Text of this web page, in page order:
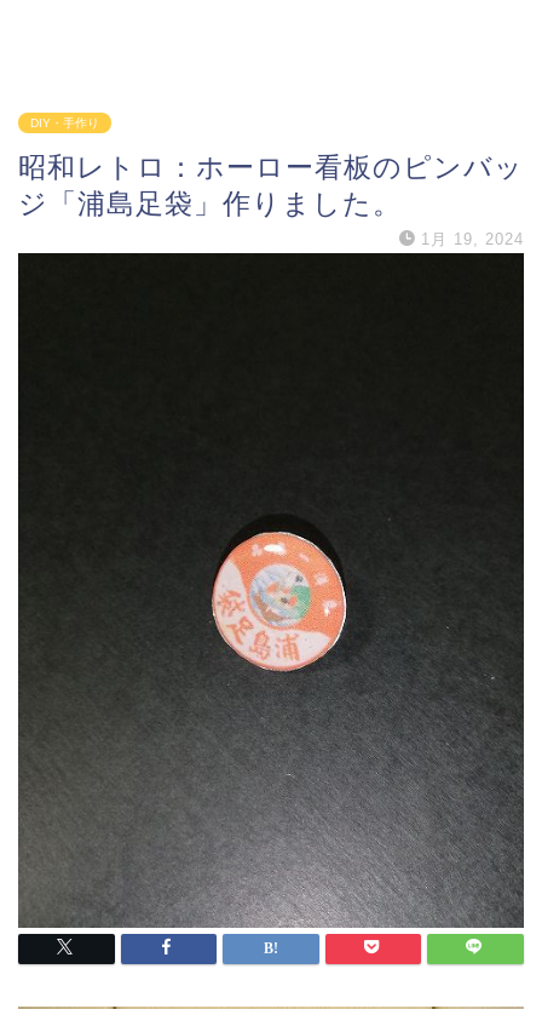
DIY・手作り
昭和レトロ：ホーロー看板のピンバッ
ジ「浦島足袋」作りました。
1月 19, 2024